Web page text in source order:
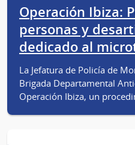
Operación Ibiza:
personas y
dedicado al
La Jefatura de Policía de
Brigada Departamental
Operación Ibiza, un